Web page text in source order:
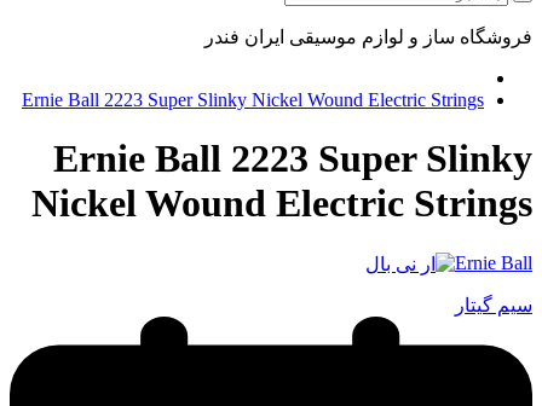
فروشگاه ساز و لوازم موسیقی ایران فندر
Ernie Ball 2223 Super Slinky Nickel Wound Electric Strings
Ernie Ball 2223 Super Slinky
Nickel Wound Electric Strings
Ernie Ball
سیم گیتار